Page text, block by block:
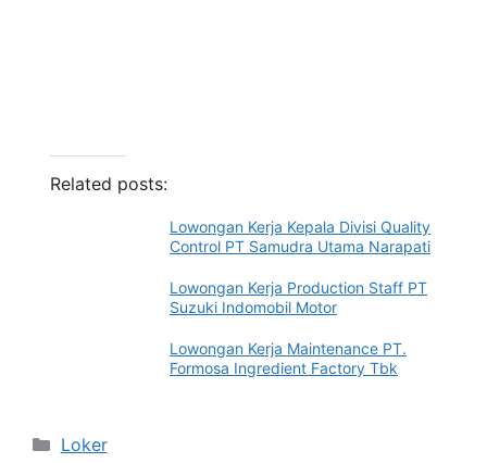
Related posts:
Lowongan Kerja Kepala Divisi Quality
Control PT Samudra Utama Narapati
Lowongan Kerja Production Staff PT
Suzuki Indomobil Motor
Lowongan Kerja Maintenance PT.
Formosa Ingredient Factory Tbk
Categories
Loker